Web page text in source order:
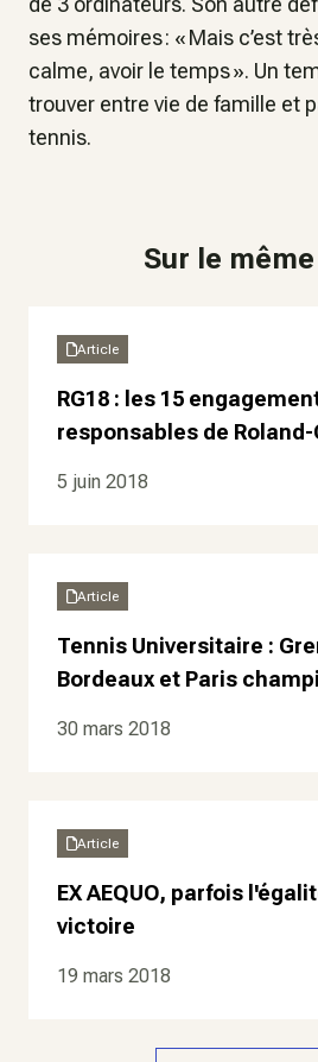
ses mémoires : « Mais c’est
calme, avoir le temps ». Un
trouver entre vie de famille et
tennis.
Sur le
Article
RG18 : les 15
responsables de
5 juin 2018
Article
Tennis Universitaire :
Bordeaux et Paris
30 mars 2018
Article
EX AEQUO, parfois
victoire
19 mars 2018